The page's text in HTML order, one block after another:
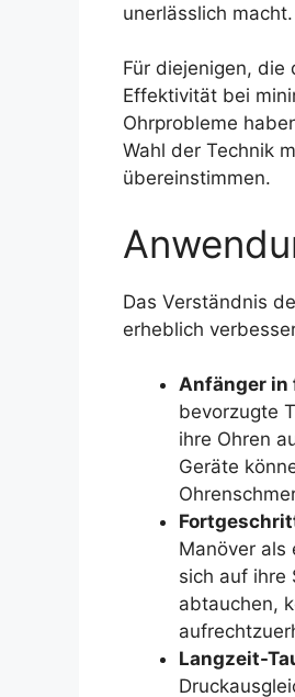
unerlässlich macht.
Für diejenigen, die
Effektivität bei
Ohrprobleme
Wahl der Technik
übereinstimmen.
Das Verständnis
erheblich
Anfänger in
bevorzugte
ihre Ohren
Geräte
Manöver als
sich auf ihre
abtauchen,
Langzeit-